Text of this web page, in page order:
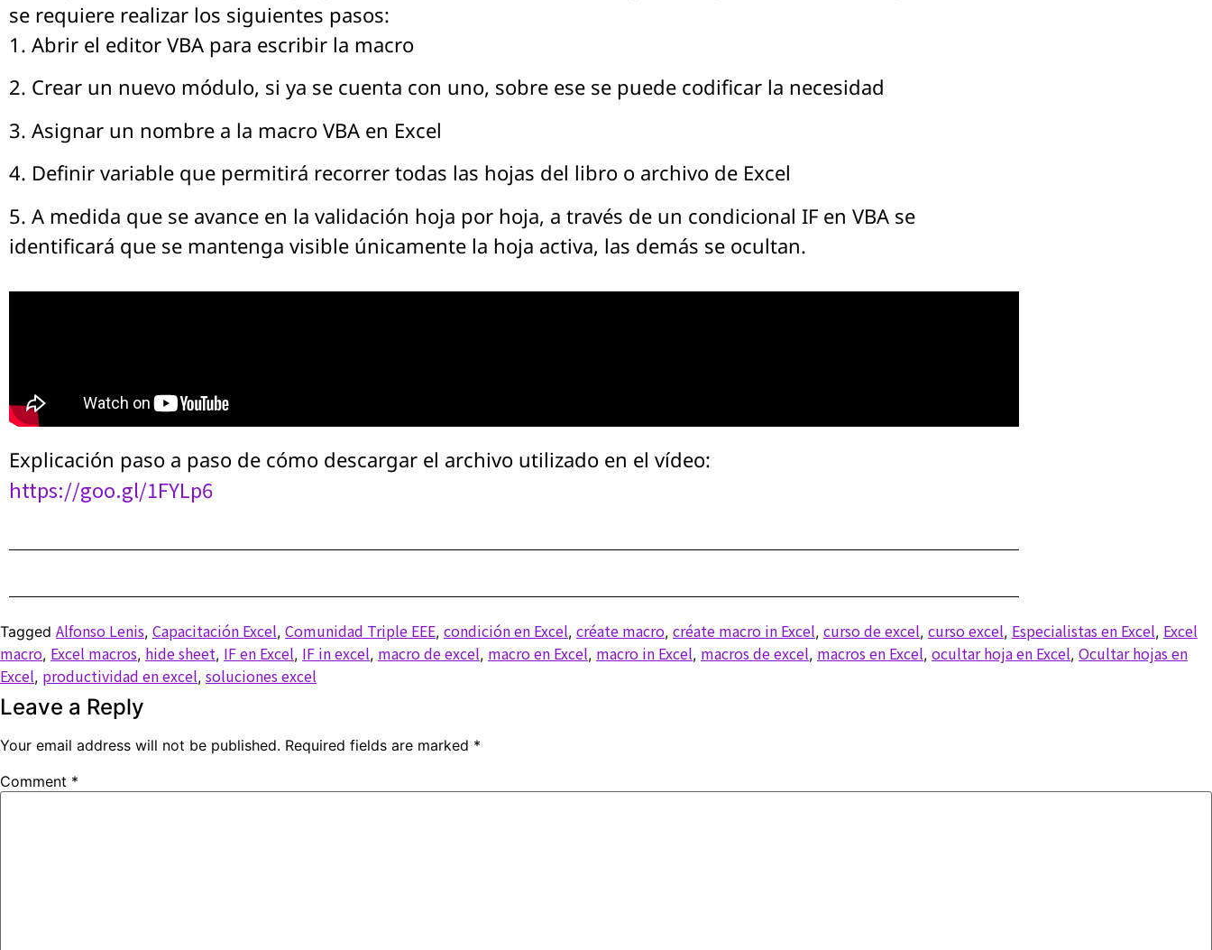
se requiere realizar los siguientes pasos:
1. Abrir el editor VBA para escribir la macro
2. Crear un nuevo módulo, si ya se cuenta con uno, sobre ese se puede codificar la necesidad
3. Asignar un nombre a la macro VBA en Excel
4. Definir variable que permitirá recorrer todas las hojas del libro o archivo de Excel
5. A medida que se avance en la validación hoja por hoja, a través de un condicional IF en VBA se
identificará que se mantenga visible únicamente la hoja activa, las demás se ocultan.
Explicación paso a paso de cómo descargar el archivo utilizado en el vídeo:
https://goo.gl/1FYLp6
Tagged Alfonso Lenis, Capacitación Excel, Comunidad Triple EEE, condición en Excel, créate macro, créate macro in Excel, curso de excel, curso excel, Especialistas en Excel, Excel
macro, Excel macros, hide sheet, IF en Excel, IF in excel, macro de excel, macro en Excel, macro in Excel, macros de excel, macros en Excel, ocultar hoja en Excel, Ocultar hojas en
Excel, productividad en excel, soluciones excel
Leave a Reply
Your email address will not be published. Required fields are marked *
Comment *